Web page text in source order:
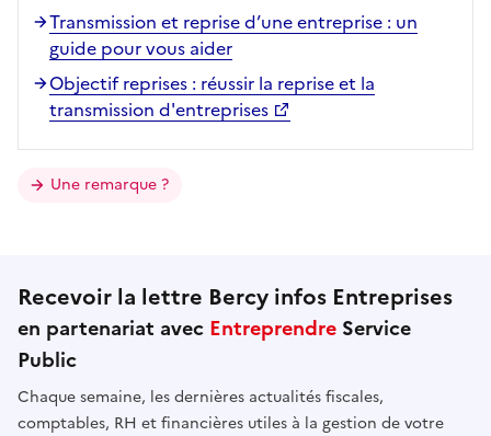
Transmission et reprise d’une entreprise : un
guide pour vous aider
Objectif reprises : réussir la reprise et la
transmission d'entreprises
Une remarque ?
Recevoir la lettre Bercy infos Entreprises
en partenariat avec Entreprendre Service
Public
Chaque semaine, les dernières actualités fiscales,
comptables, RH et financières utiles à la gestion de votre